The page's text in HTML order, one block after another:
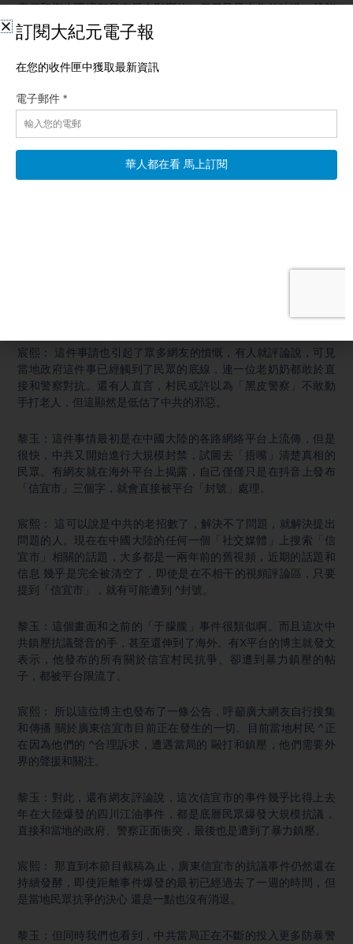
房價和衛生環境都是有很大影響的，僅僅只是火化的味道，就能
讓附近的大片區域變得不再宜居。
宸熙： 然而，這還不是真正引爆事件的導火索。民眾爆發抗議的
主要原因，還是當局對民眾的欺騙。
黎玉：沒錯，這個價值一億多元的項目，最初卻是當局以「修
路」的名義才徵得的土地。信宜市的居民認為，當局以修路的名
情況下，就擅自決定了修建火葬場和殯儀館。
位頭髮花白的老人，向面前舉著盾牌的防暴警察投擲雞蛋。
宸熙： 這件事請也引起了眾多網友的憤慨，有人就評論說，可見
當地政府這件事已經觸到了民眾的底線，連一位老奶奶都敢於直
接和警察對抗。還有人直言，村民或許以為「黑皮警察」不敢動
手打老人，但這顯然是低估了中共的邪惡。
黎玉：這件事情最初是在中國大陸的各路網絡平台上流傳，但是
很快，中共又開始進行大規模封禁，試圖去「捂嘴」清楚真相的
民眾。有網友就在海外平台上揭露，自己僅僅只是在抖音上發布
「信宜市」三個字，就會直接被平台「封號」處理。
宸熙： 這可以說是中共的老招數了，解決不了問題，就解決提出
問題的人。現在在中國大陸的任何一個「社交媒體」上搜索「信
宜市」相關的話題，大多都是一兩年前的舊視頻，近期的話題和
信息 幾乎是完全被清空了，即使是在不相干的視頻評論區，只要
提到「信宜市」，就有可能遭到 ^封號。
黎玉：這個畫面和之前的「于朦朧」事件很類似啊。而且這次中
共鎮壓抗議聲音的手，甚至還伸到了海外。有X平台的博主就發文
表示，他發布的所有關於信宜村民抗爭、卻遭到暴力鎮壓的帖
子，都被平台限流了。
宸熙： 所以這位博主也發布了一條公告，呼籲廣大網友自行搜集
和傳播 關於廣東信宜市目前正在發生的一切。目前當地村民 ^正
在因為他們的 ^合理訴求，遭遇當局的 毆打和鎮壓，他們需要外
界的聲援和關注。
黎玉：對此，還有網友評論說，這次信宜市的事件幾乎比得上去
年在大陸爆發的四川江油事件，都是底層民眾爆發大規模抗議，
直接和當地的政府、警察正面衝突，最後也是遭到了暴力鎮壓。
宸熙： 那直到本節目截稿為止，廣東信宜市的抗議事件仍然還在
持續發酵，即使距離事件爆發的最初已經過去了一週的時間，但
是當地民眾抗爭的決心 還是一點也沒有消退。
黎玉：但同時我們也看到，中共當局正在不斷的投入更多防暴警